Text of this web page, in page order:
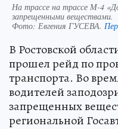
На трассе на трассе М-4
запрещенными веществами.
Фото: Евгения ГУСЕВА.
В Ростовской
прошел рейд по
транспорта. Во
водителей
запрещенных
региональной